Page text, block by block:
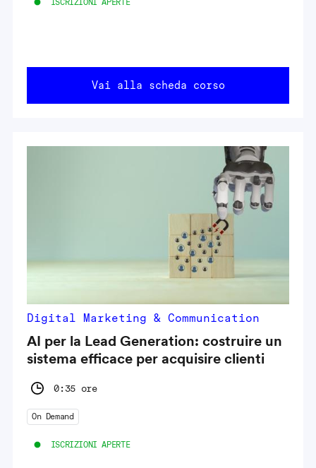
Vai alla scheda corso
Digital Marketing & Communication
AI per la Lead Generation: costruire un
sistema efficace per acquisire clienti
0:35 ore
On Demand
ISCRIZIONI APERTE